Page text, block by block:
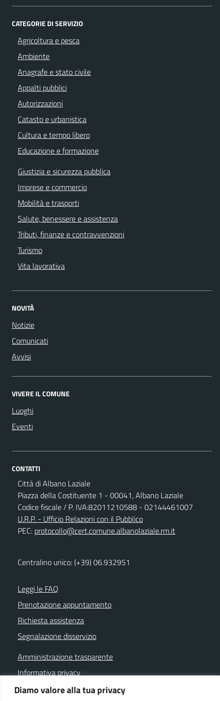
Diamo valore alla tua privacy
CATEGORIE DI SERVIZIO
Agricoltura e pesca
Ambiente
Anagrafe e stato civile
Appalti pubblici
Autorizzazioni
Catasto e urbanistica
Cultura e tempo libero
Educazione e formazione
Giustizia e sicurezza pubblica
Imprese e commercio
Mobilità e trasporti
Salute, benessere e assistenza
Tributi, finanze e contravvenzioni
Turismo
Vita lavorativa
NOVITÀ
Notizie
Comunicati
Avvisi
VIVERE IL COMUNE
Luoghi
Eventi
CONTATTI
Città di Albano Laziale
Piazza della Costituente 1 - 00041, Albano Laziale
Codice fiscale / P. IVA:82011210588 - 02144461007
U.R.P. - Ufficio Relazioni con il Pubblico
PEC: protocollo@cert.comune.albanolaziale.rm.it
Centralino unico: (+39) 06.932951
Leggi le FAQ
Prenotazione appuntamento
Richiesta assistenza
Segnalazione disservizio
Amministrazione trasparente
Informativa privacy
Note legali